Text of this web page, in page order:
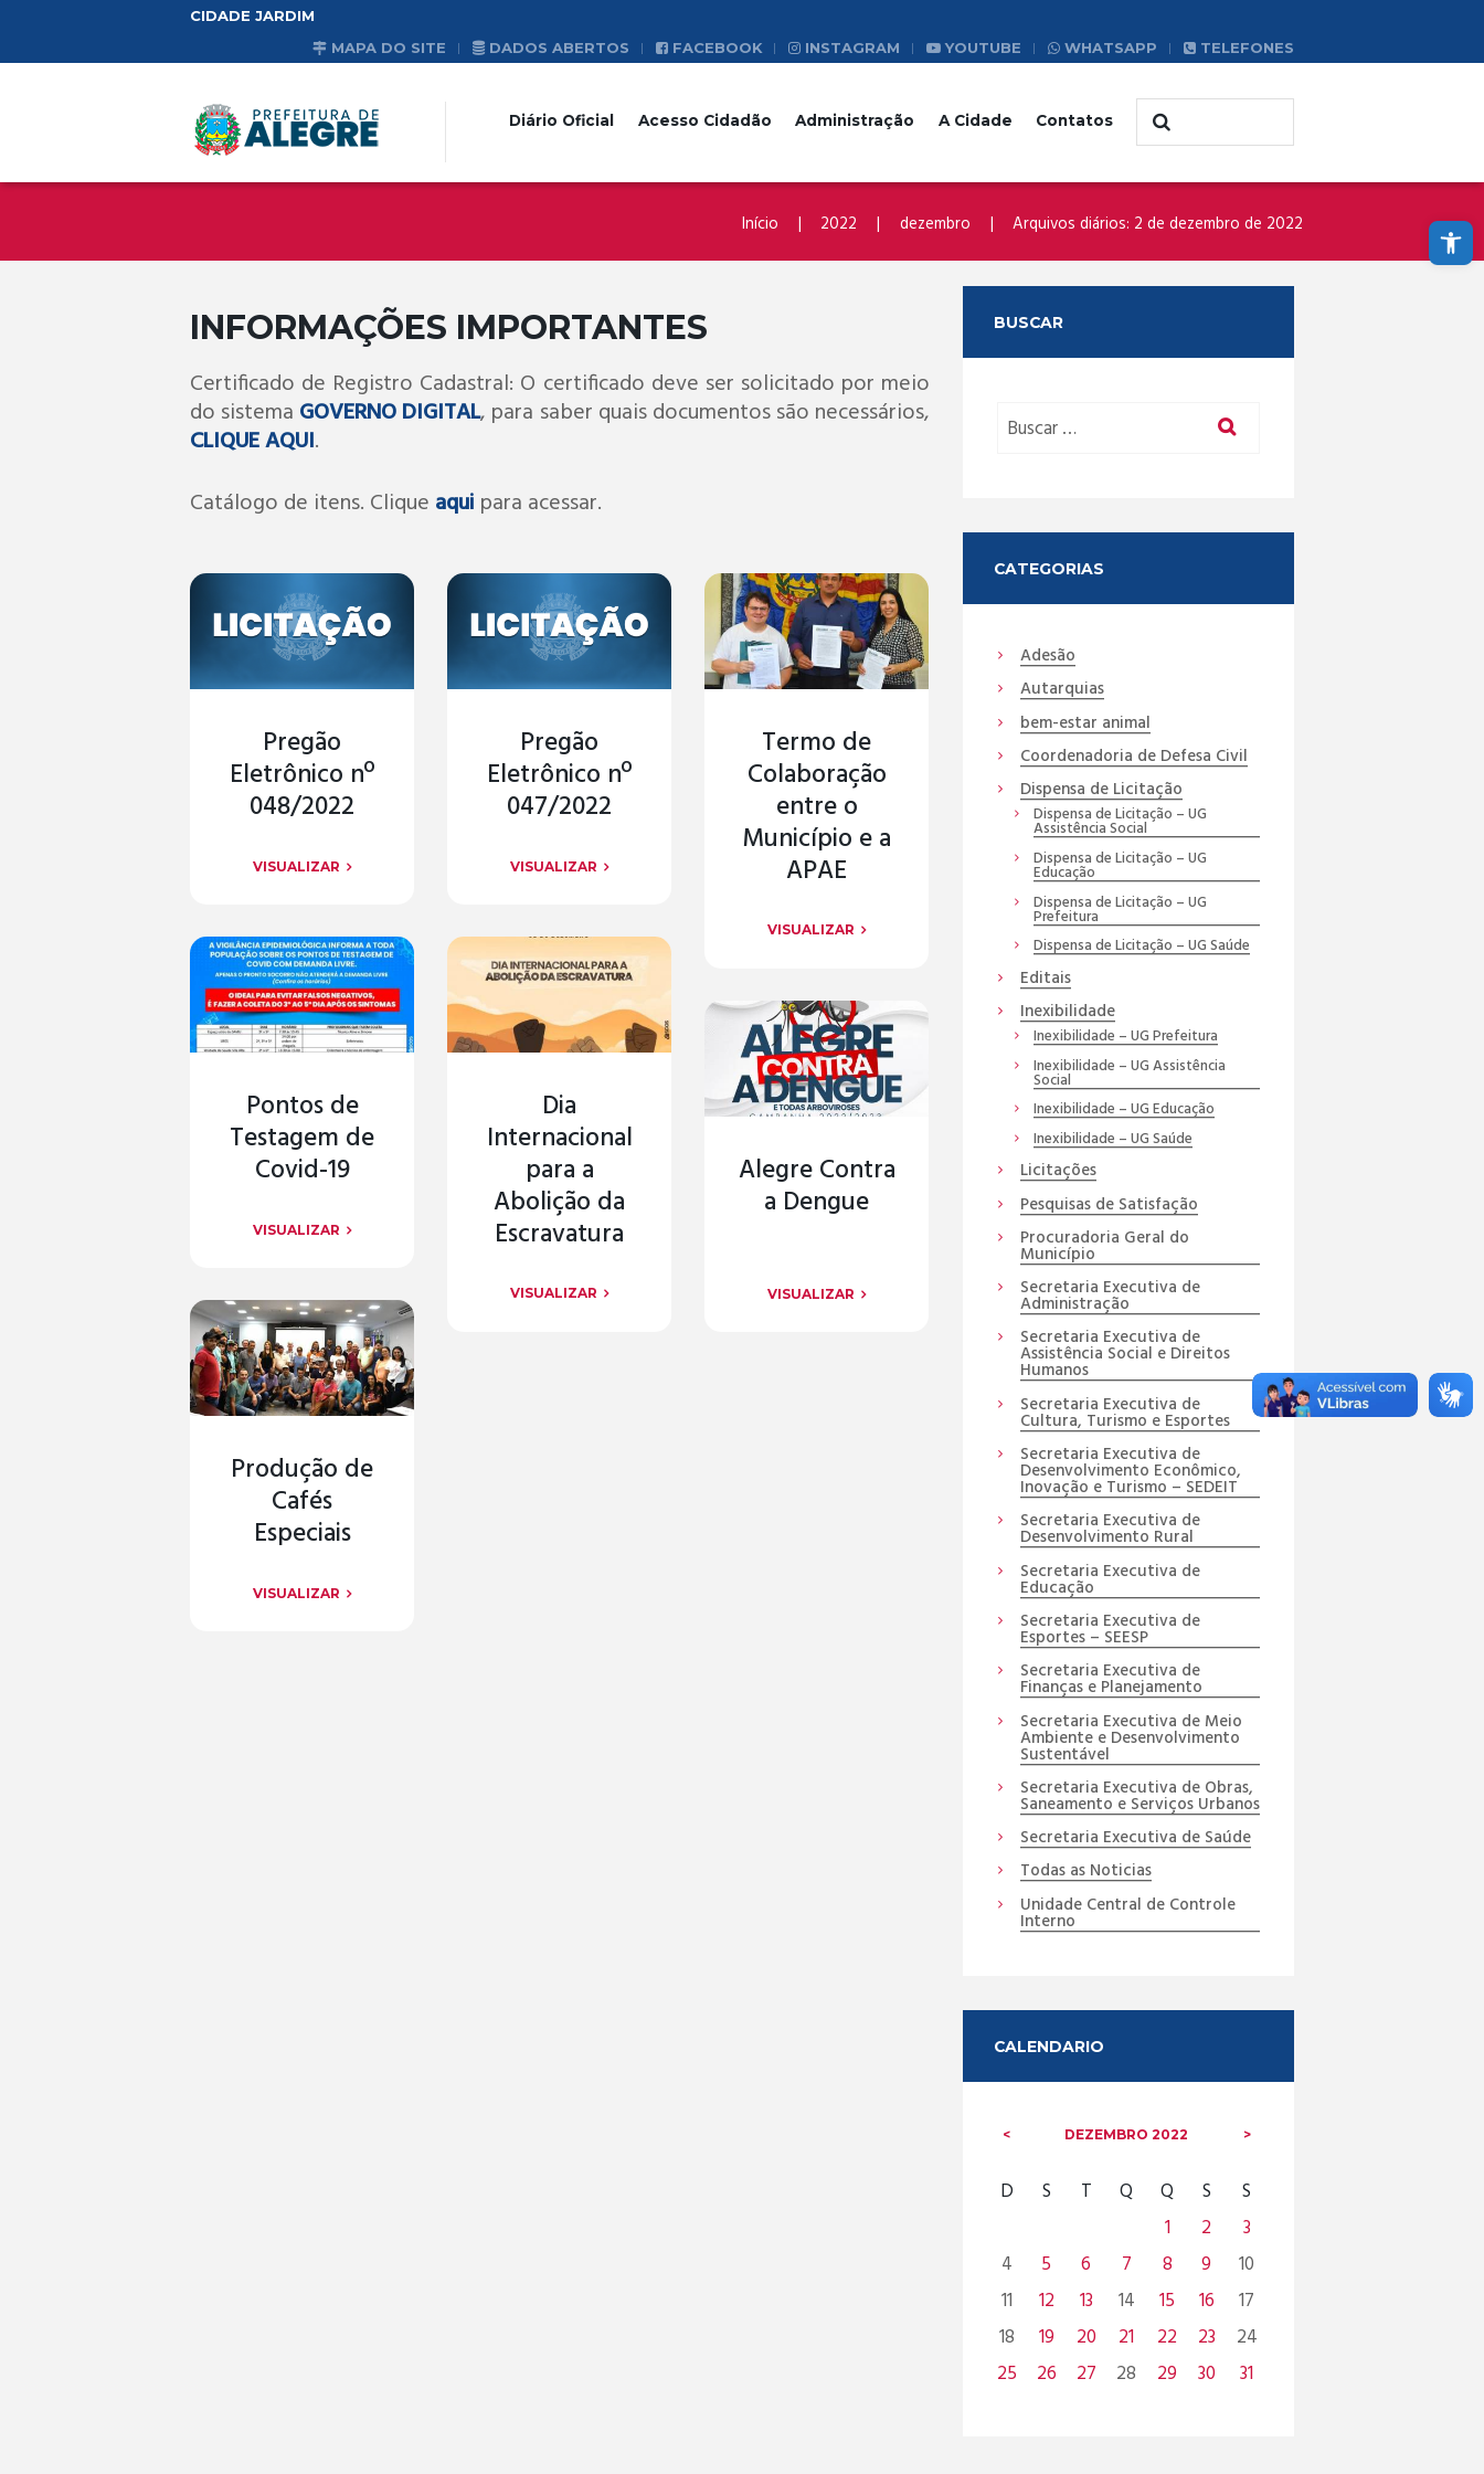
Abrir a barra de ferramentas
CIDADE JARDIM
MAPA DO SITE
DADOS ABERTOS FACEBOOK INSTAGRAM YOUTUBE WHATSAPP TELEFONES
Diário Oficial Acesso Cidadão Administração A Cidade Contatos
Início 2022 dezembro Arquivos diários: 2 de dezembro de 2022
INFORMAÇÕES IMPORTANTES
Certificado de Registro Cadastral: O certificado deve ser solicitado por meio
do sistema GOVERNO DIGITAL, para saber quais documentos são necessários,
CLIQUE AQUI.
Catálogo de itens. Clique aqui para acessar.
Pregão
Eletrônico nº
048/2022
VISUALIZAR
Pregão
Eletrônico nº
047/2022
VISUALIZAR
Termo de
Colaboração
entre o
Município e a
APAE
VISUALIZAR
Pontos de
Testagem de
Covid-19
VISUALIZAR
Dia
Internacional
para a
Abolição da
Escravatura
VISUALIZAR
Alegre Contra
a Dengue
VISUALIZAR
Produção de
Cafés
Especiais
VISUALIZAR
BUSCAR
CATEGORIAS
Adesão
Autarquias
bem-estar animal
Coordenadoria de Defesa Civil
Dispensa de Licitação
Dispensa de Licitação – UG
Assistência Social
Dispensa de Licitação – UG
Educação
Dispensa de Licitação – UG
Prefeitura
Dispensa de Licitação – UG Saúde
Editais
Inexibilidade
Inexibilidade – UG Prefeitura
Inexibilidade – UG Assistência
Social
Inexibilidade – UG Educação
Inexibilidade – UG Saúde
Licitações
Pesquisas de Satisfação
Procuradoria Geral do
Município
Secretaria Executiva de
Administração
Secretaria Executiva de
Assistência Social e Direitos
Humanos
Secretaria Executiva de
Cultura, Turismo e Esportes
Secretaria Executiva de
Desenvolvimento Econômico,
Inovação e Turismo – SEDEIT
Secretaria Executiva de
Desenvolvimento Rural
Secretaria Executiva de
Educação
Secretaria Executiva de
Esportes – SEESP
Secretaria Executiva de
Finanças e Planejamento
Secretaria Executiva de Meio
Ambiente e Desenvolvimento
Sustentável
Secretaria Executiva de Obras,
Saneamento e Serviços Urbanos
Secretaria Executiva de Saúde
Todas as Noticias
Unidade Central de Controle
Interno
CALENDARIO
DEZEMBRO 2022
D S T Q Q S
S
1
2
3
4
5 6 7 8 9
10
11
12 13 14 15 16
17
18
19 20 21 22 23
24
25
26 27 28 29 30 31